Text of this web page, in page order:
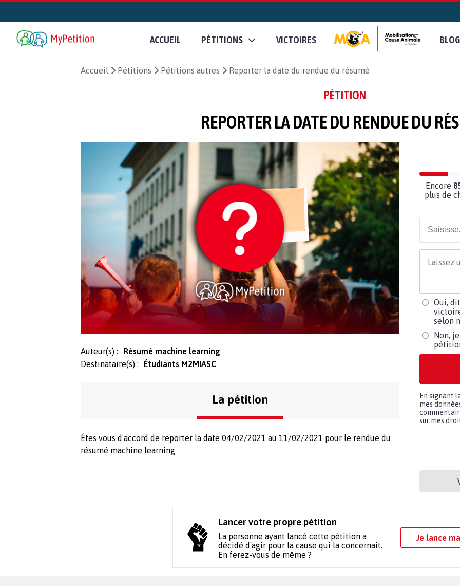
ACCUEIL PÉTITIONS VICTOIRES BLOG
Accueil Pétitions Pétitions autres Reporter la date du rendue du résumé
PÉTITION
REPORTER LA DATE DU RENDUE DU
Auteur(s) :
Résumé machine learning
Destinataire(s) :
Étudiants M2MIASC
La pétition
Êtes vous d'accord de reporter la date 04/02/2021 au 11/02/2021 pour le rendue du
résumé machine learning
Encore
plus de
Oui,
selon
Non,
En signant
mes
sur mes
Lancer votre propre pétition
La personne ayant lancé cette pétition a
décidé d'agir pour la cause qui la concernait.
En ferez-vous de même ?
Je lance